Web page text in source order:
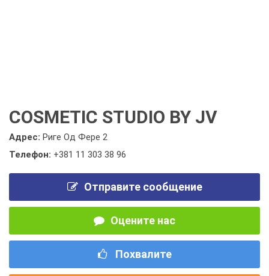
COSMETIC STUDIO BY JV
Адрес: Риге Од Фере 2
Телефон: +381 11 303 38 96
Отправите сообщение
Оцените нас
Похвалите